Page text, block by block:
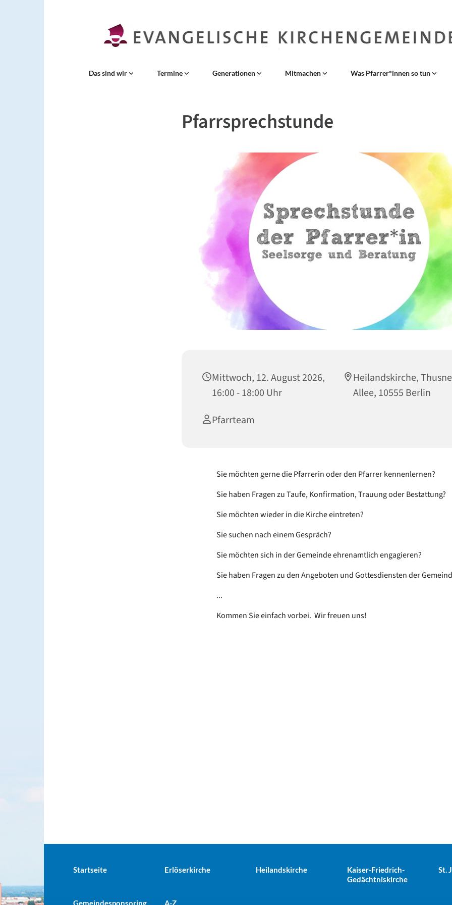
Das sind wir Termine Generationen Mitmachen Was Pfarrer*innen so tun
Pfarrsprechstunde
Mittwoch, 12. August 2026,
16:00 - 18:00 Uhr
Heilandskirche,
Allee, 10555 Berlin
Pfarrteam
Sie möchten gerne die Pfarrerin oder den Pfarrer kennenlernen?
Sie haben Fragen zu Taufe, Konfirmation, Trauung oder Bestattung?
Sie möchten wieder in die Kirche eintreten?
Sie suchen nach einem Gespräch?
Sie möchten sich in der Gemeinde ehrenamtlich engagieren?
Sie haben Fragen zu den Angeboten und Gottesdiensten der
...
Kommen Sie einfach vorbei. Wir freuen uns!
Startseite Erlöserkirche Heilandskirche
Kaiser-Friedrich-
Gedächtniskirche
St.